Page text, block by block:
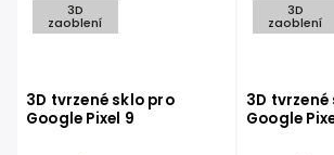
3D
zaoblení
3D tvrzené sklo pro
Google Pixel 9
3D
zaoblení
3D
Google